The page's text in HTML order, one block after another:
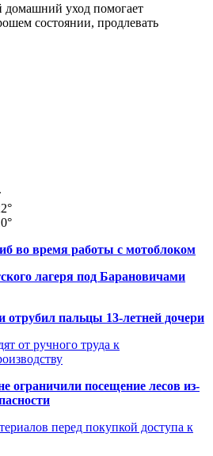
уход помогает
состоянии, продлевать
во время работы с мотоблоком
лагеря под Барановичами
отрубил пальцы 13-летней дочери
от ручного труда к
ограничили посещение лесов из-
перед покупкой доступа к